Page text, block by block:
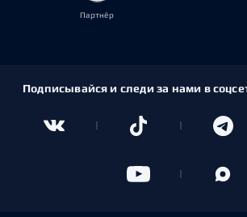
Партнёр
Подписывайся и следи за нами в